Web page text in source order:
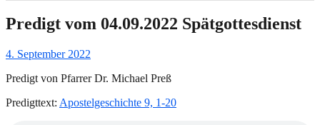
Predigt vom 04.09.2022 Spätgottesdienst
Gepostet
4. September 2022
Predigt von Pfarrer Dr. Michael Preß
Predigttext: Apostelgeschichte 9, 1-20